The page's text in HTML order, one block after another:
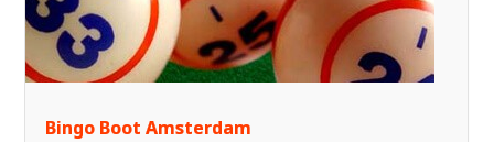
Bingo Boot Amsterdam